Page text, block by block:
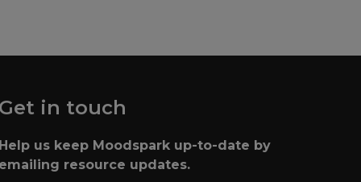
Get in touch
Help us keep Moodspark up-to-date by
emailing resource updates.